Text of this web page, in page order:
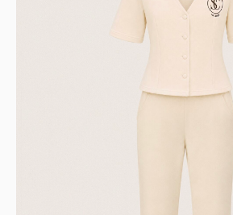
© 2025 ST.CASANIER
Все права защищены
Обмен и возврат
Политика обработки данных
+ 7 (921) 444 24 74
info@stcasanier.com